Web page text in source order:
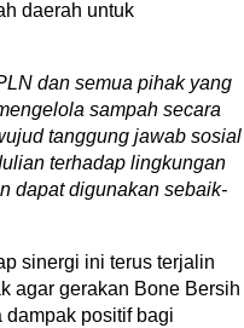
daerah untuk
dan semua pihak yang
sampah secara
tanggung jawab sosial
terhadap lingkungan
dapat digunakan sebaik-
sinergi ini terus terjalin
agar gerakan Bone Bersih
positif bagi